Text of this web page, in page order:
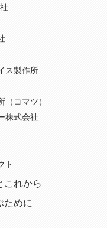
ス製作所
（コマツ）
株式会社
ト
これから
ために